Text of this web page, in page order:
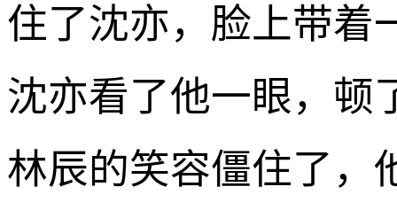
住了沈亦，脸上带着
沈亦看了他一眼，顿
林辰的笑容僵住了，